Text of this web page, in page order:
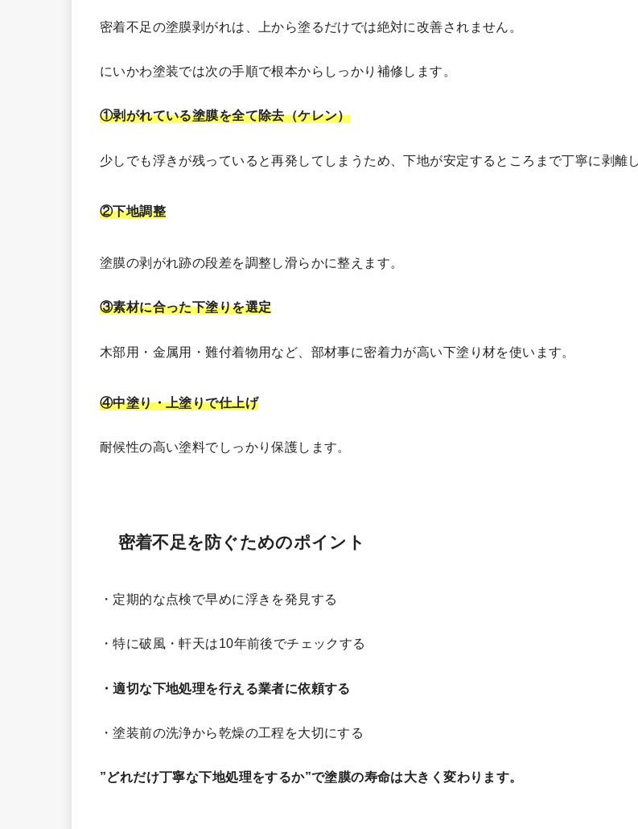
密着不足の塗膜剥がれは、上から塗るだけでは絶対に改善されません。
にいかわ塗装では次の手順で根本からしっかり補修します。
①剥がれている塗膜を全て除去（ケレン）
少しでも浮きが残っていると再発してしまうため、下地が安定するところまで丁寧に剥離し
②下地調整
塗膜の剥がれ跡の段差を調整し滑らかに整えます。
③素材に合った下塗りを選定
木部用・金属用・難付着物用など、部材事に密着力が高い下塗り材を使います。
④中塗り・上塗りで仕上げ
耐候性の高い塗料でしっかり保護します。
密着不足を防ぐためのポイント
・定期的な点検で早めに浮きを発見する
・特に破風・軒天は10年前後でチェックする
・適切な下地処理を行える業者に依頼する
・塗装前の洗浄から乾燥の工程を大切にする
”どれだけ丁寧な下地処理をするか”で塗膜の寿命は大きく変わります。